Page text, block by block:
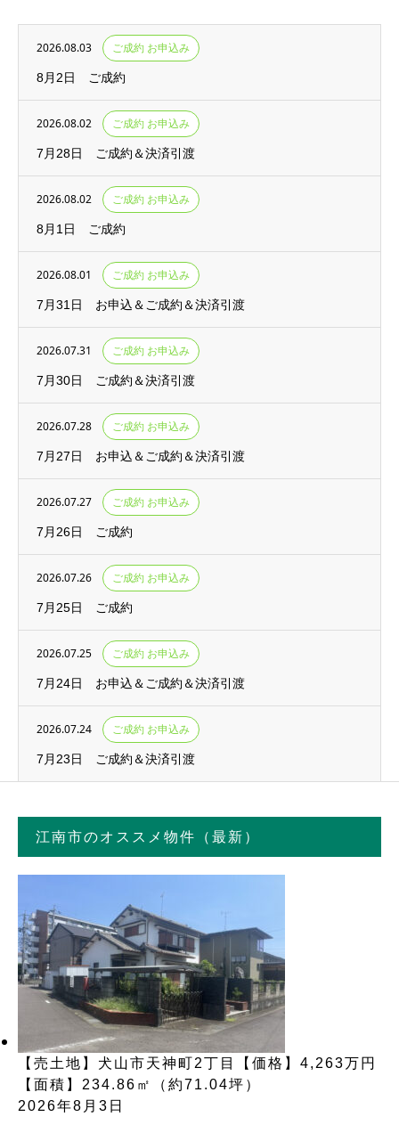
2026.08.03 ご成約 お申込み
8月2日 ご成約
2026.08.02 ご成約 お申込み
7月28日 ご成約＆決済引渡
2026.08.02 ご成約 お申込み
8月1日 ご成約
2026.08.01 ご成約 お申込み
7月31日 お申込＆ご成約＆決済引渡
2026.07.31 ご成約 お申込み
7月30日 ご成約＆決済引渡
2026.07.28 ご成約 お申込み
7月27日 お申込＆ご成約＆決済引渡
2026.07.27 ご成約 お申込み
7月26日 ご成約
2026.07.26 ご成約 お申込み
7月25日 ご成約
2026.07.25 ご成約 お申込み
7月24日 お申込＆ご成約＆決済引渡
2026.07.24 ご成約 お申込み
7月23日 ご成約＆決済引渡
江南市のオススメ物件（最新）
【売土地】犬山市天神町2丁目【価格】4,263万円
【面積】234.86㎡（約71.04坪）
2026年8月3日